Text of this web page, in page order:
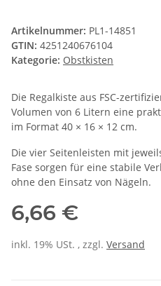
Artikelnummer: PL1-14851
GTIN: 4251240676104
Kategorie: Obstkisten
Die Regalkiste aus FSC-
Volumen von 6 Litern eine
im Format 40 × 16 × 12 cm.
Die vier Seitenleisten mit
Fase sorgen für eine stabile
ohne den Einsatz von Nägeln.
6,66 €
inkl. 19% USt. , zzgl. Versand